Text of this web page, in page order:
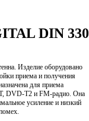
DIN 330
Изделие оборудовано
приема и получения
для приема
T, DVD-T2 и FM-радио. Она
усиление и низкий